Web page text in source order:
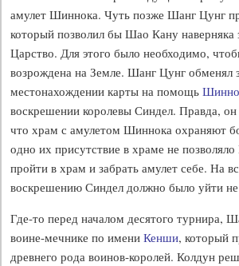
амулет Шиннока. Чуть позже Шанг Цунг
который позволил бы Шао Кану наверняка
Царство. Для этого было необходимо,
возрождена на Земле. Шанг Цунг обменял
местонахождении карты на помощь
воскрешении королевы Синдел. Правда, он
что храм с амулетом Шиннока охраняют
одно их присутствие в храме не
пройти в храм и забрать амулет себе. На
воскрешению Синдел должно было уйти не
Где-то перед началом десятого турнира,
воине-мечнике по имениКенши, который
древнего рода воинов-королей. Колдун